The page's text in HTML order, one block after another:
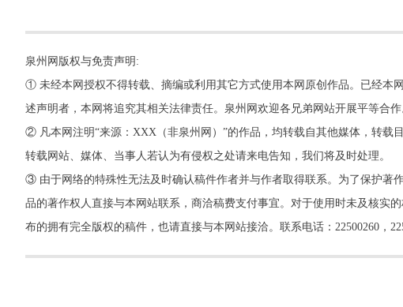
泉州网版权与免责声明:
① 未经本网授权不得转载、摘编或利用其它方式使用本网原创作品。已经本
述声明者，本网将追究其相关法律责任。泉州网欢迎各兄弟网站开展平等合作
② 凡本网注明“来源：XXX（非泉州网）”的作品，均转载自其他媒体，转载
转载网站、媒体、当事人若认为有侵权之处请来电告知，我们将及时处理。
③ 由于网络的特殊性无法及时确认稿件作者并与作者取得联系。为了保护著
品的著作权人直接与本网站联系，商洽稿费支付事宜。对于使用时未及核实
布的拥有完全版权的稿件，也请直接与本网站接洽。联系电话：22500260，